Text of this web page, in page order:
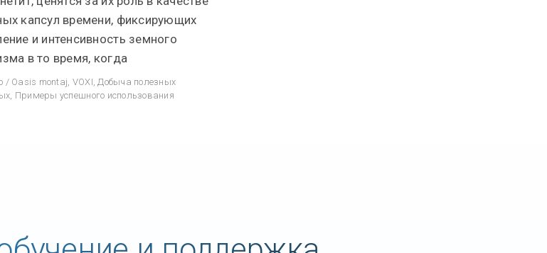
капсул времени, фиксирующих
и интенсивность земного
в то время, когда
/ Oasis montaj VOXI Добыча полезных
Примеры успешного использования